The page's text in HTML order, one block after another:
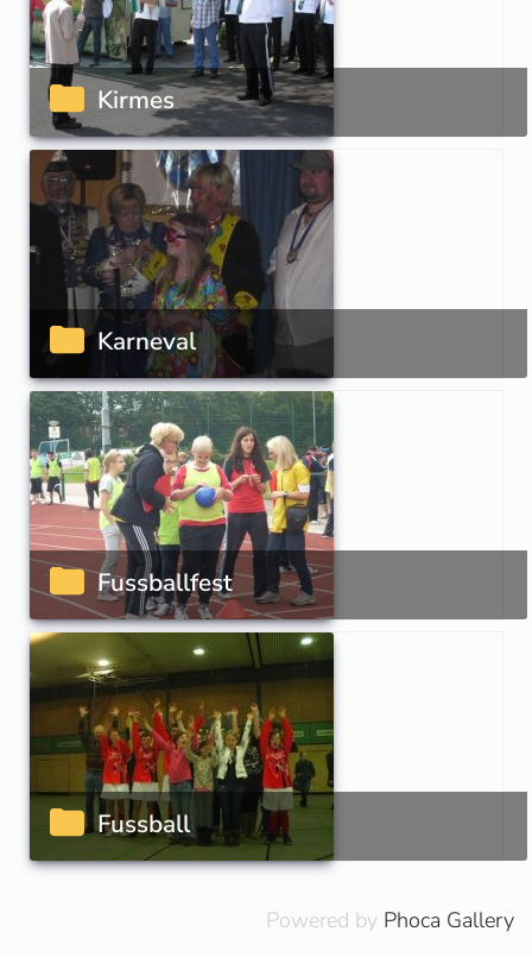
Kirmes
Karneval
Fussballfest
Fussball
Powered by Phoca Gallery